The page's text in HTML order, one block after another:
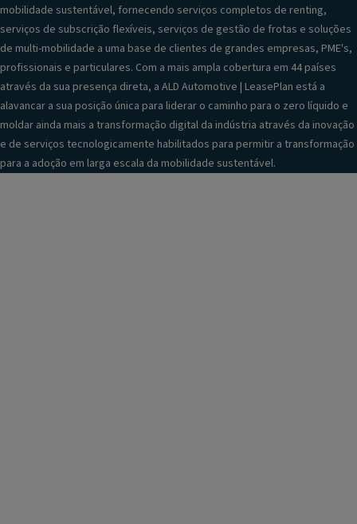
mobilidade sustentável, fornecendo serviços completos de renting,
serviços de subscrição flexíveis, serviços de gestão de frotas e soluções
de multi-mobilidade a uma base de clientes de grandes empresas, PME's,
profissionais e particulares. Com a mais ampla cobertura em 44 países
através da sua presença direta, a ALD Automotive | LeasePlan está a
alavancar a sua posição única para liderar o caminho para o zero líquido e
moldar ainda mais a transformação digital da indústria através da inovação
e de serviços tecnologicamente habilitados para permitir a transformação
para a adoção em larga escala da mobilidade sustentável.